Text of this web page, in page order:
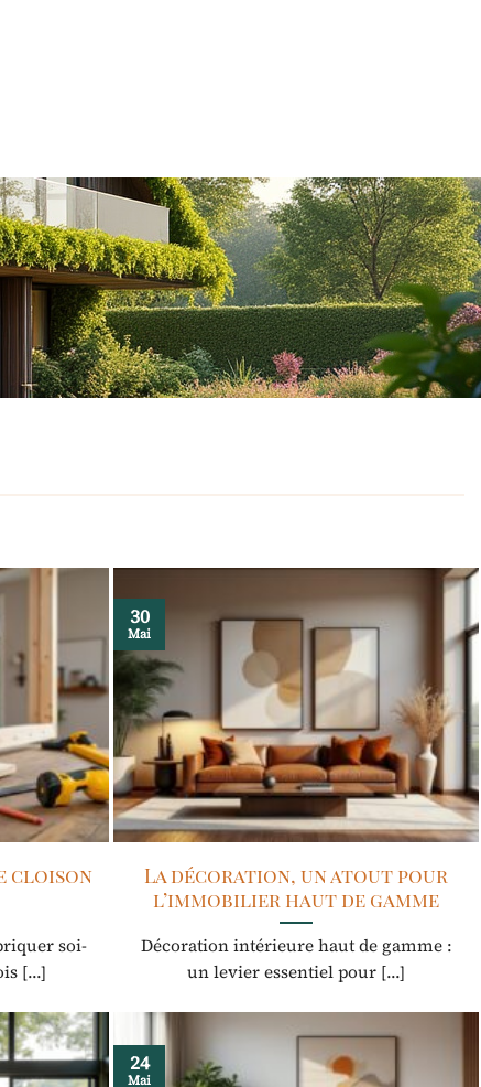
cloison
soi-
[...]
La décoration, un atout pour
l’immobilier haut de gamme
Décoration intérieure haut de gamme :
un levier essentiel pour [...]
30
Mai
24
Mai